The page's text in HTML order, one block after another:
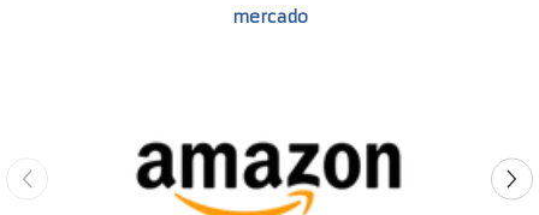
mercado